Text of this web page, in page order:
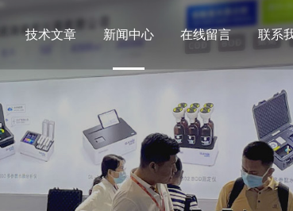
技术文章 新闻中心 在线留言 联系